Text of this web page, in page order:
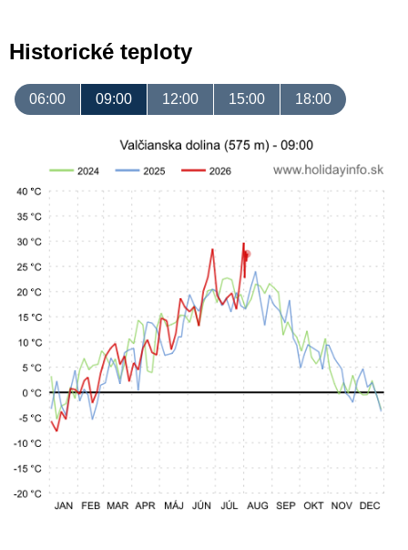
Historické teploty
06:00 09:00 12:00 15:00 18:00